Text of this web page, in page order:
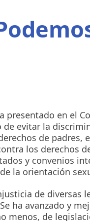
en el
evitar la
de padres,
los derechos
y convenios
la orientación
de diversas
ha avanzado y
menos, de